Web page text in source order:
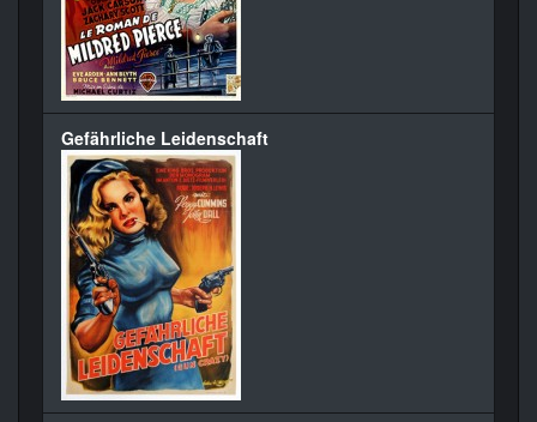
Gefährliche Leidenschaft